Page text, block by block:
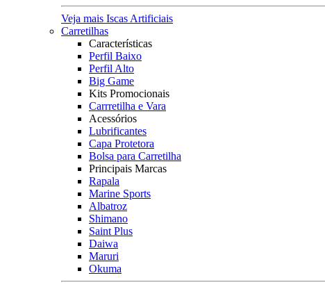
Veja mais Iscas Artificiais
Carretilhas
Características
Perfil Baixo
Perfil Alto
Big Game
Kits Promocionais
Carrretilha e Vara
Acessórios
Lubrificantes
Capa Protetora
Bolsa para Carretilha
Principais Marcas
Rapala
Marine Sports
Albatroz
Shimano
Saint Plus
Daiwa
Maruri
Okuma